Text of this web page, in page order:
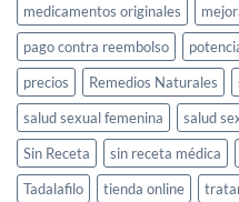
medicamentos originales
pago contra reembolso
precios
Remedios Naturales
salud sexual femenina
salud
Sin Receta
sin receta médica
Tadalafilo
tienda online